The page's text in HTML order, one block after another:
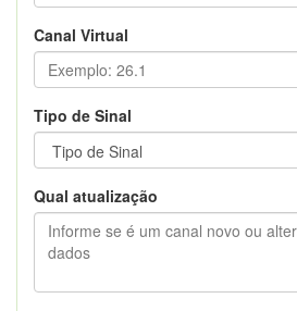
Canal Virtual
Tipo de Sinal
Qual atualização